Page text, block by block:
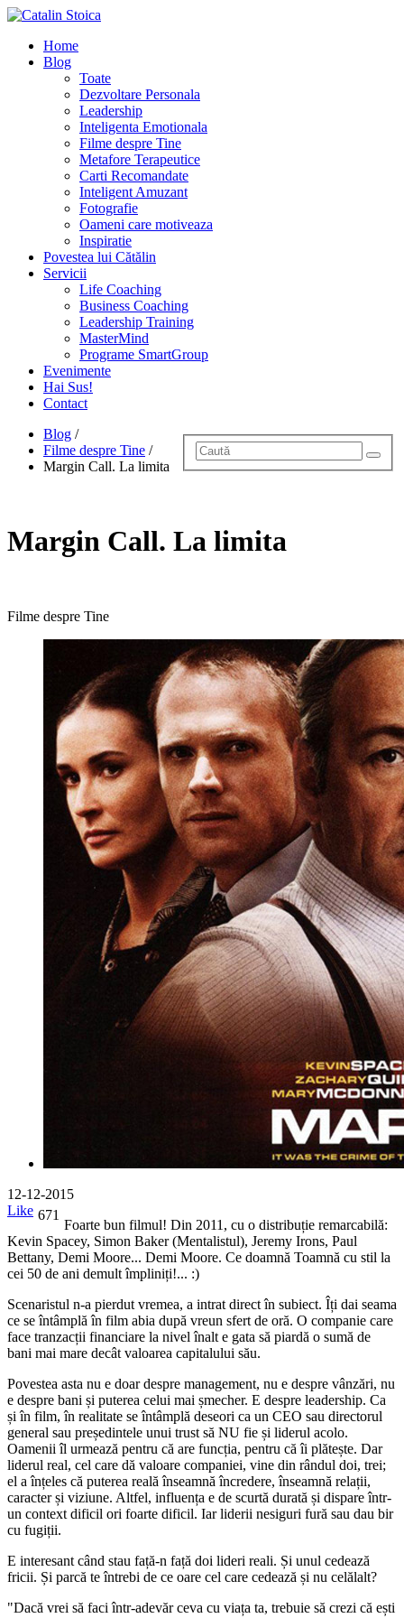
Home
Blog
Toate
Dezvoltare Personala
Leadership
Inteligenta Emotionala
Filme despre Tine
Metafore Terapeutice
Carti Recomandate
Inteligent Amuzant
Fotografie
Oameni care motiveaza
Inspiratie
Povestea lui Cătălin
Servicii
Life Coaching
Business Coaching
Leadership Training
MasterMind
Programe SmartGroup
Evenimente
Hai Sus!
Contact
Blog /
Filme despre Tine /
Margin Call. La limita
Margin Call. La limita
Filme despre Tine
12-12-2015
Like 671
Foarte bun filmul! Din 2011, cu o distribuție remarcabilă:
Kevin Spacey, Simon Baker (Mentalistul), Jeremy Irons, Paul
Bettany, Demi Moore... Demi Moore. Ce doamnă Toamnă cu stil la
cei 50 de ani demult împliniți!... :)
Scenaristul n-a pierdut vremea, a intrat direct în subiect. Îți dai seama
ce se întâmplă în film abia după vreun sfert de oră. O companie care
face tranzacții financiare la nivel înalt e gata să piardă o sumă de
bani mai mare decât valoarea capitalului său.
Povestea asta nu e doar despre management, nu e despre vânzări, nu
e despre bani și puterea celui mai șmecher. E despre leadership. Ca
și în film, în realitate se întâmplă deseori ca un CEO sau directorul
general sau președintele unui trust să NU fie și liderul acolo.
Oamenii îl urmează pentru că are funcția, pentru că îi plătește. Dar
liderul real, cel care dă valoare companiei, vine din rândul doi, trei;
el a înțeles că puterea reală înseamnă încredere, înseamnă relații,
caracter și viziune. Altfel, influența e de scurtă durată și dispare într-
un context dificil ori foarte dificil. Iar liderii nesiguri fură sau dau bir
cu fugiții.
E interesant când stau față-n față doi lideri reali. Și unul cedează
fricii. Și parcă te întrebi de ce oare cel care cedează și nu celălalt?
"Dacă vrei să faci într-adevăr ceva cu viața ta, trebuie să crezi că ești